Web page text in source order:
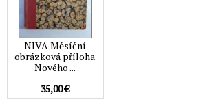
NIVA Měsíční
obrázková příloha
Nového ...
35,00 €